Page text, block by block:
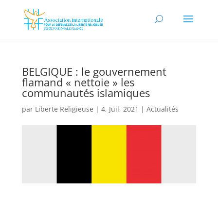
BELGIQUE : le gouvernement
flamand « nettoie » les
communautés islamiques
par Liberte Religieuse | 4, Juil, 2021 | Actualités